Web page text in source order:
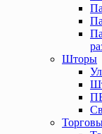
Шторы